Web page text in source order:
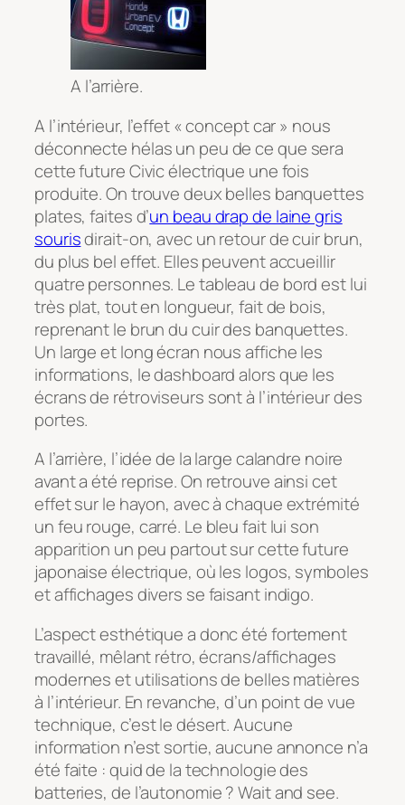
A l’arrière.
A l’intérieur, l’effet « concept car » nous
déconnecte hélas un peu de ce que sera
cette future Civic électrique une fois
produite. On trouve deux belles banquettes
plates, faites d’un beau drap de laine gris
sourisdirait-on, avec un retour de cuir brun,
du plus bel effet. Elles peuvent accueillir
quatre personnes. Le tableau de bord est lui
très plat, tout en longueur, fait de bois,
reprenant le brun du cuir des banquettes.
Un large et long écran nous affiche les
informations, le dashboard alors que les
écrans de rétroviseurs sont à l’intérieur des
portes.
A l’arrière, l’idée de la large calandre noire
avant a été reprise. On retrouve ainsi cet
effet sur le hayon, avec à chaque extrémité
un feu rouge, carré. Le bleu fait lui son
apparition un peu partout sur cette future
japonaise électrique, où les logos, symboles
et affichages divers se faisant indigo.
L’aspect esthétique a donc été fortement
travaillé, mêlant rétro, écrans/affichages
modernes et utilisations de belles matières
à l’intérieur. En revanche, d’un point de vue
technique, c’est le désert. Aucune
information n’est sortie, aucune annonce n’a
été faite : quid de la technologie des
batteries, de l’autonomie ? Wait and see.